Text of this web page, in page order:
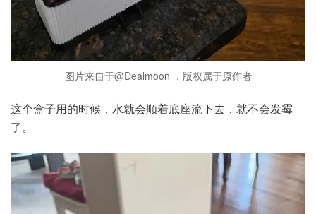
图片来自于@Dealmoon ，版权属于原作者
这个盒子用的时候，水就会顺着底座流下去，就不会发霉
了。